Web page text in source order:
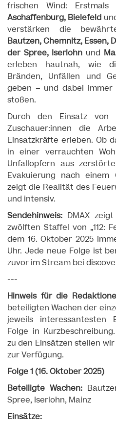
frischen Wind:
Aschaffenburg, Bielefeld
verstärken die
Bautzen, Chemnitz, Essen,
der Spree, Iserlohn und
erleben hautnah, wie
Bränden, Unfällen und
geben – und dabei
stoßen.
Durch den Einsatz von
Zuschauer:innen die
Einsatzkräfte erleben. Ob
in einer verrauchten
Unfallopfern aus
Evakuierung nach einem
zeigt die Realität des
und intensiv.
Sendehinweis: DMAX
zwölften Staffel von „112:
dem 16. Oktober 2025
Uhr. Jede neue Folge ist
zuvor im Stream bei
---
Hinweis für die
beteiligten Wachen der
jeweils interessantesten
Folge in
zu den Einsätzen stellen
zur Verfügung.
Folge 1 (16. Oktober 2025)
Beteiligte Wachen:
Spree, Iserlohn, Mainz
Einsätze: